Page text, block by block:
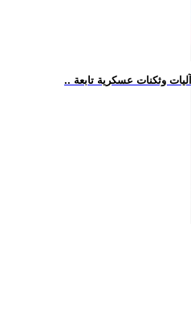
وثكنات عسكرية تابعة